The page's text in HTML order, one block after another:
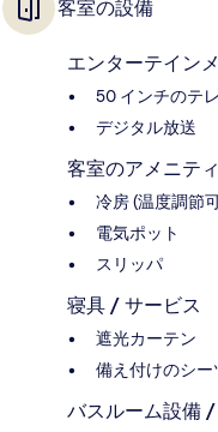
客室の設備
エンターテイン
50 インチのテ
デジタル放送
客室のアメニティ
冷房 (温度調節
電気ポット
スリッパ
寝具 / サービス
遮光カーテン
備え付けのシー
バスルーム設備